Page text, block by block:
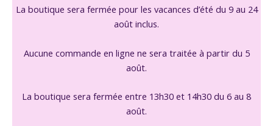
La boutique sera fermée pour les vacances d’été du 9 au 24
août inclus.
Aucune commande en ligne ne sera traitée à partir du 5
août.
La boutique sera fermée entre 13h30 et 14h30 du 6 au 8
août.